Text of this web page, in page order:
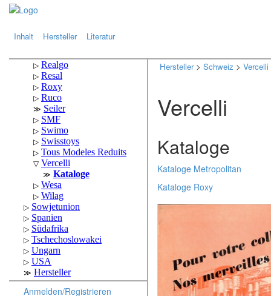
Inhalt Hersteller Literatur
Anmelden/Registrieren
Hersteller> Schweiz > Vercelli
Vercelli
Kataloge
Kataloge Metropolitan
Kataloge Roxy